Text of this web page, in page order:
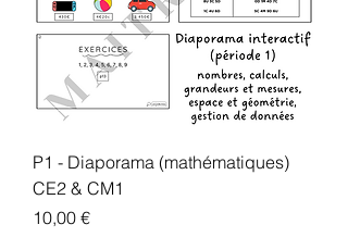
P1 - Diaporama (mathématiques)
CE2 & CM1
Prix
10,00 €